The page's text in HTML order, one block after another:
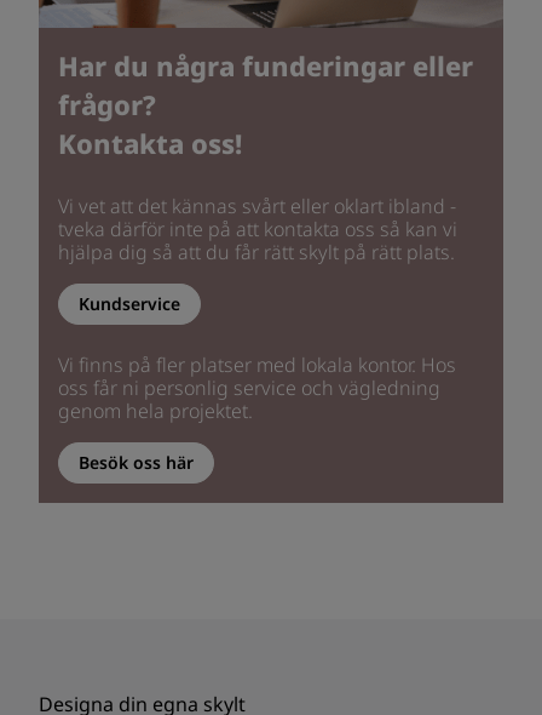
Har du några funderingar eller
frågor?
Kontakta oss!
Vi vet att det kännas svårt eller oklart ibland -
tveka därför inte på att kontakta oss så kan vi
hjälpa dig så att du får rätt skylt på rätt plats.
Kundservice
Vi finns på fler platser med lokala kontor. Hos
oss får ni personlig service och vägledning
genom hela projektet.
Besök oss här
Designa din egna skylt